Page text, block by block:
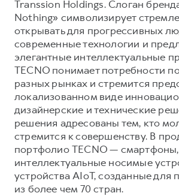
Transsion Holdings. Слоган
Nothing» символизирует
открывать для прогрессивных
современные технологии и
элегантные интеллектуальные
TECNO понимает потребности
разных рынках и стремится
локализованном виде
дизайнерские и технические
решения адресованы тем, кто
стремится к совершенству. В
портфолио TECNO — смартфоны,
интеллектуальные носимые
устройства AIoT, созданные для
из более чем 70 стран.